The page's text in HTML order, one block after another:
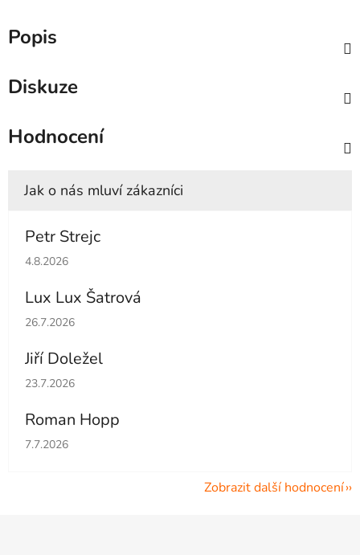
Popis
Diskuze
Hodnocení
Petr Strejc
Hodnocení obchodu je 5 z 5 hvězdiček.
4.8.2026
Lux Lux Šatrová
Hodnocení obchodu je 5 z 5 hvězdiček.
26.7.2026
Jiří Doležel
Hodnocení obchodu je 5 z 5 hvězdiček.
23.7.2026
Roman Hopp
Hodnocení obchodu je 5 z 5 hvězdiček.
7.7.2026
Zobrazit další hodnocení